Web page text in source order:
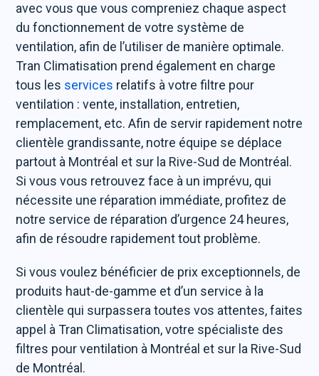
avec vous que vous compreniez chaque aspect
du fonctionnement de votre système de
ventilation, afin de l’utiliser de manière optimale.
Tran Climatisation prend également en charge
tous les services relatifs à votre filtre pour
ventilation : vente, installation, entretien,
remplacement, etc. Afin de servir rapidement notre
clientèle grandissante, notre équipe se déplace
partout à Montréal et sur la Rive-Sud de Montréal.
Si vous vous retrouvez face à un imprévu, qui
nécessite une réparation immédiate, profitez de
notre service de réparation d’urgence 24 heures,
afin de résoudre rapidement tout problème.
Si vous voulez bénéficier de prix exceptionnels, de
produits haut-de-gamme et d’un service à la
clientèle qui surpassera toutes vos attentes, faites
appel à Tran Climatisation, votre spécialiste des
filtres pour ventilation à Montréal et sur la Rive-Sud
de Montréal.